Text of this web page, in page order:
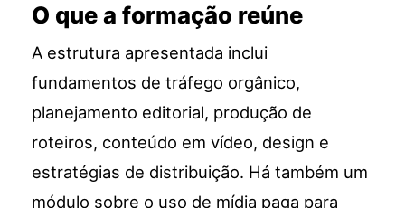
O que a formação reúne
A estrutura apresentada inclui
fundamentos de tráfego orgânico,
planejamento editorial, produção de
roteiros, conteúdo em vídeo, design e
estratégias de distribuição. Há também um
módulo sobre o uso de mídia paga para